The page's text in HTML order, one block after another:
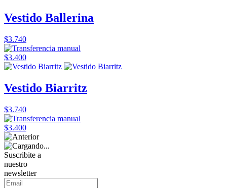
Vestido Ballerina
$3.740
$3.400
Vestido Biarritz
$3.740
$3.400
Suscribite a
nuestro
newsletter